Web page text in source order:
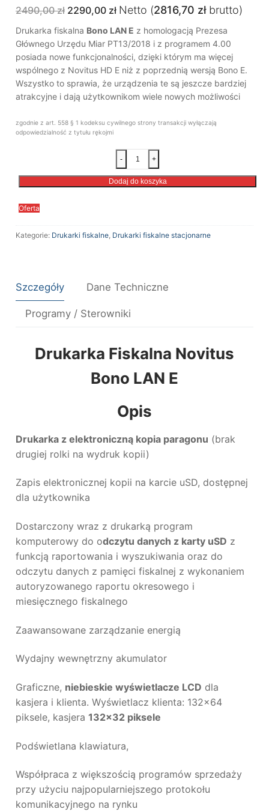
2490,00zł Pierwotna
cena
wynosiła:
2490,00 zł.
2290,00 złAktualna
cena
wynosi:
2290,00 zł.
Netto (2816,70 złbrutto)
Drukarka fiskalna Bono LAN E z homologacją Prezesa
Głównego Urzędu Miar PT13/2018 i z programem 4.00
posiada nowe funkcjonalności, dzięki którym ma więcej
wspólnego z Novitus HD E niż z poprzednią wersją Bono E.
Wszystko to sprawia, że urządzenia te są jeszcze bardziej
atrakcyjne i dają użytkownikom wiele nowych możliwości
zgodnie z art. 558 § 1 kodeksu cywilnego strony transakcji wyłączają
odpowiedzialność z tytułu rękojmi
Drukarka
Fiskalna
Novitus
- +
Dodaj do koszyka
Oferta
Kategorie: Drukarki fiskalne, Drukarki fiskalne stacjonarne
Szczegóły Dane Techniczne
Programy / Sterowniki
Drukarka Fiskalna Novitus
Bono LAN E
Opis
Drukarka z elektroniczną kopia paragonu (brak
drugiej rolki na wydruk kopii)
Zapis elektronicznej kopii na karcie uSD, dostępnej
dla użytkownika
Dostarczony wraz z drukarką program
komputerowy do odczytu danych z karty uSD z
funkcją raportowania i wyszukiwania oraz do
odczytu danych z pamięci fiskalnej z wykonaniem
autoryzowanego raportu okresowego i
miesięcznego fiskalnego
Zaawansowane zarządzanie energią
Wydajny wewnętrzny akumulator
Graficzne, niebieskie wyświetlacze LCD dla
kasjera i klienta. Wyświetlacz klienta: 132×64
piksele, kasjera 132×32 piksele
Podświetlana klawiatura,
Współpraca z większością programów sprzedaży
przy użyciu najpopularniejszego protokołu
komunikacyjnego na rynku